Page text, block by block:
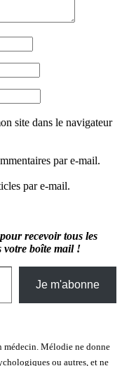
site dans le navigateur
par e-mail.
par e-mail.
recevoir tous les
votre boîte mail !
Je m'abonne
médecin. Mélodie ne donne
ou autres, et ne